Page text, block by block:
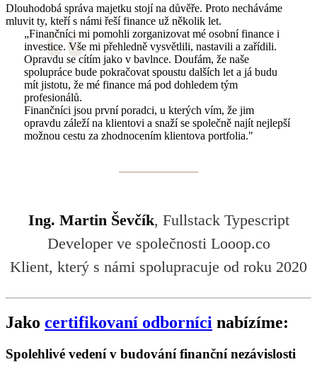
Dlouhodobá správa majetku stojí na důvěře. Proto necháváme
mluvit ty, kteří s námi řeší finance už několik let.
„Finančníci mi pomohli zorganizovat mé osobní finance i
investice. Vše mi přehledně vysvětlili, nastavili a zařídili.
Opravdu se cítím jako v bavlnce. Doufám, že naše
spolupráce bude pokračovat spoustu dalších let a já budu
mít jistotu, že mé finance má pod dohledem tým
profesionálů.
Finančníci jsou první poradci, u kterých vím, že jim
opravdu záleží na klientovi a snaží se společně najít nejlepší
možnou cestu za zhodnocením klientova portfolia."
Ing. Martin Ševčík, Fullstack Typescript
Developer ve společnosti Looop.co
Klient, který s námi spolupracuje od roku 2020
Jako certifikovaní odborníci nabízíme:
Spolehlivé vedení v budování finanční nezávislosti